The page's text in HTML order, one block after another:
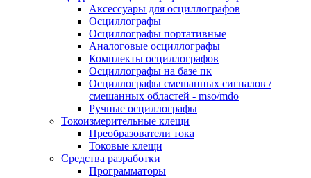
Аксессуары для осциллографов
Осциллографы
Осциллографы портативные
Аналоговые осциллографы
Комплекты осциллографов
Осциллографы на базе пк
Осциллографы смешанных сигналов /
смешанных областей - mso/mdo
Ручные осциллографы
Токоизмерительные клещи
Преобразователи тока
Токовые клещи
Средства разработки
Программаторы